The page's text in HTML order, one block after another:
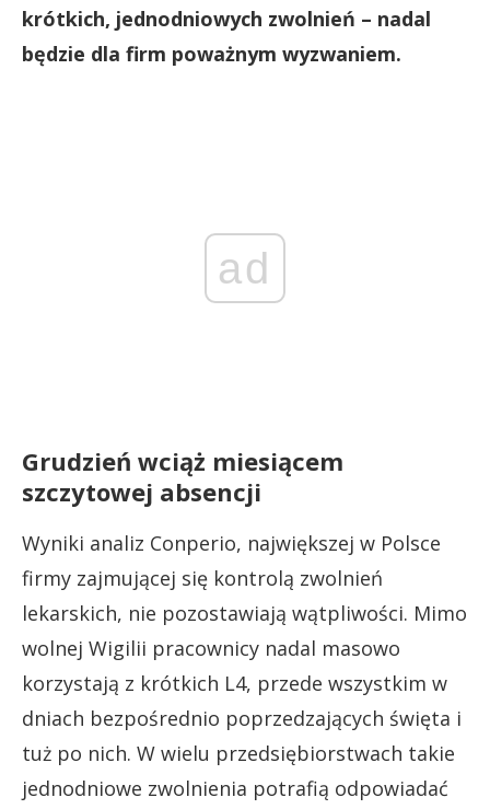
krótkich, jednodniowych zwolnień – nadal
będzie dla firm poważnym wyzwaniem.
ad
Grudzień wciąż miesiącem
szczytowej absencji
Wyniki analiz Conperio, największej w Polsce
firmy zajmującej się kontrolą zwolnień
lekarskich, nie pozostawiają wątpliwości. Mimo
wolnej Wigilii pracownicy nadal masowo
korzystają z krótkich L4, przede wszystkim w
dniach bezpośrednio poprzedzających święta i
tuż po nich. W wielu przedsiębiorstwach takie
jednodniowe zwolnienia potrafią odpowiadać